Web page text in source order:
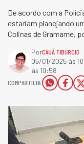
De acordo com a
estariam planejando
Colinas de Gramame,
PorCAUÃ TIBÚRCIO
05/01/2025 às
às 10:58
COMPARTILHE